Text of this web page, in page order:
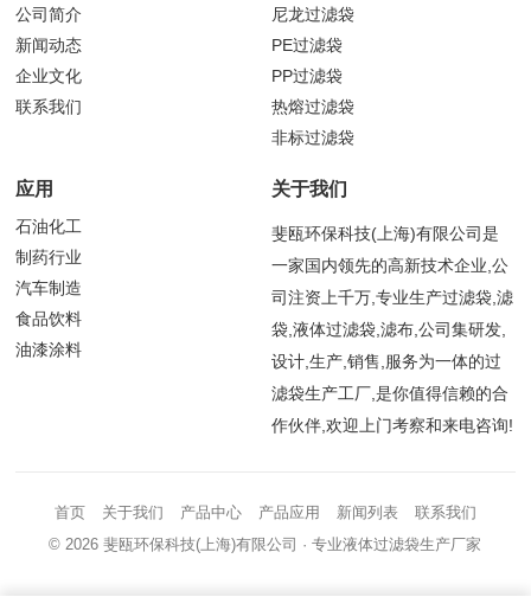
公司简介
新闻动态
企业文化
联系我们
尼龙过滤袋
PE过滤袋
PP过滤袋
热熔过滤袋
非标过滤袋
应用
石油化工
制药行业
汽车制造
食品饮料
油漆涂料
关于我们
斐瓯环保科技(上海)有限公司是
一家国内领先的高新技术企业,公
司注资上千万,专业生产过滤袋,滤
袋,液体过滤袋,滤布,公司集研发,
设计,生产,销售,服务为一体的过
滤袋生产工厂,是你值得信赖的合
作伙伴,欢迎上门考察和来电咨询!
首页 关于我们 产品中心 产品应用 新闻列表
联系我们
© 2026斐瓯环保科技(上海)有限公司 · 专业液体过滤袋生产厂家